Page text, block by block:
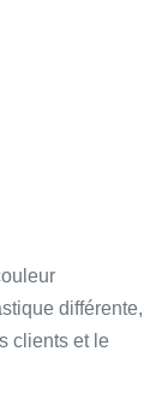
différente,
clients et le